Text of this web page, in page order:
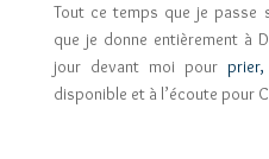
Tout ce temps que je passe
que je donne entièrement à
jour devant moi pour
disponible et à l’écoute pour